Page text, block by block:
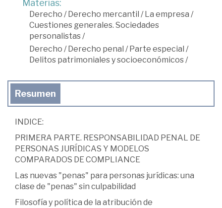
Materias:
Derecho /Derecho mercantil /La empresa /
Cuestiones generales. Sociedades
personalistas/
Derecho /Derecho penal /Parte especial /
Delitos patrimoniales y socioeconómicos/
Resumen
INDICE:
PRIMERA PARTE. RESPONSABILIDAD PENAL DE
PERSONAS JURÍDICAS Y MODELOS
COMPARADOS DE COMPLIANCE
Las nuevas "penas" para personas jurídicas: una
clase de "penas" sin culpabilidad
Filosofía y política de la atribución de